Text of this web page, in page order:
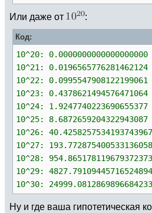
Или даже от :
Код:
10^20: 0.0000000000000000000
10^21: 0.0196565776281462124
10^22: 0.0995547908122199061
10^23: 0.4378621494576471064
10^24: 1.9247740223690655377
10^25: 8.6872659204322943087
10^26: 40.4258257534193743967
10^27:
10^28:
10^29:
10^30:
Ну и где ваша гипотетическая